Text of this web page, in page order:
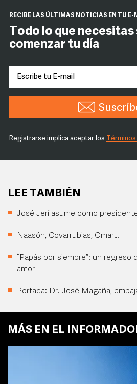
RECIBE LAS ÚLTIMAS NOTICIAS EN TU E-
Todo lo que
comenzar tu día
Registrarse implica aceptar los
LEE TAMBIÉN
José Jerí asume como
Naasón, Covarrubias, Omar…
“Papás por siempre”: un regreso
amor
Portada: Dr. José Magaña,
MÁS EN EL